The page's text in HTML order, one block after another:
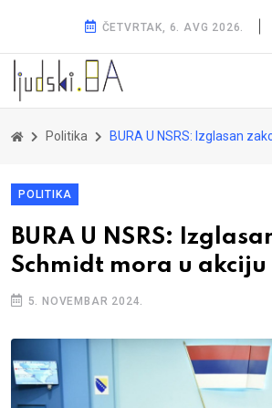
ČETVRTAK, 6. AVG 2026.
Politika BURA U NSRS: Izglasan zakon, Schmidt mora u
POLITIKA
BURA U NSRS:
Schmidt mora u akciju
5. NOVEMBAR 2024.